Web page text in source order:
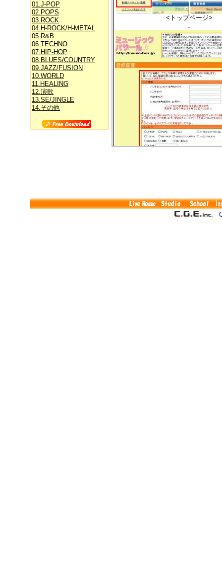
01.J-POP
02.POPS
03.ROCK
04.H-ROCK/H-METAL
05.R&B
06.TECHNO
07.HIP-HOP
08.BLUES/COUNTRY
09.JAZZ/FUSION
10.WORLD
11.HEALING
12.演歌
13.SE/JINGLE
14.その他
<トップページ>
↓
■ログイン
▲